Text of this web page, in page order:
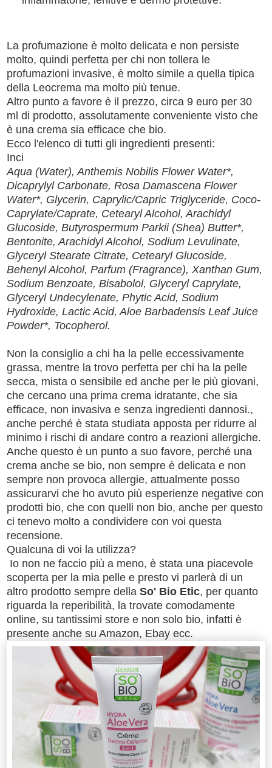
La profumazione è molto delicata e non persiste
molto, quindi perfetta per chi non tollera le
profumazioni invasive, è molto simile a quella tipica
della Leocrema ma molto più tenue.
Altro punto a favore è il prezzo, circa 9 euro per 30
ml di prodotto, assolutamente conveniente visto che
è una crema sia efficace che bio.
Ecco l'elenco di tutti gli ingredienti presenti:
Inci
Aqua (Water), Anthemis Nobilis Flower Water*,
Dicaprylyl Carbonate, Rosa Damascena Flower
Water*, Glycerin, Caprylic/Capric Triglyceride, Coco-
Caprylate/Caprate, Cetearyl Alcohol, Arachidyl
Glucoside, Butyrospermum Parkii (Shea) Butter*,
Bentonite, Arachidyl Alcohol, Sodium Levulinate,
Glyceryl Stearate Citrate, Cetearyl Glucoside,
Behenyl Alcohol, Parfum (Fragrance), Xanthan Gum,
Sodium Benzoate, Bisabolol, Glyceryl Caprylate,
Glyceryl Undecylenate, Phytic Acid, Sodium
Hydroxide, Lactic Acid, Aloe Barbadensis Leaf Juice
Powder*, Tocopherol.
Non la consiglio a chi ha la pelle eccessivamente
grassa, mentre la trovo perfetta per chi ha la pelle
secca, mista o sensibile ed anche per le più giovani,
che cercano una prima crema idratante, che sia
efficace, non invasiva e senza ingredienti dannosi.,
anche perché è stata studiata apposta per ridurre al
minimo i rischi di andare contro a reazioni allergiche.
Anche questo è un punto a suo favore, perché una
crema anche se bio, non sempre è delicata e non
sempre non provoca allergie, attualmente posso
assicurarvi che ho avuto più esperienze negative con
prodotti bio, che con quelli non bio, anche per questo
ci tenevo molto a condividere con voi questa
recensione.
Qualcuna di voi la utilizza?
Io non ne faccio più a meno, è stata una piacevole
scoperta per la mia pelle e presto vi parlerà di un
altro prodotto sempre della So' Bio Etic, per quanto
riguarda la reperibilità, la trovate comodamente
online, su tantissimi store e non solo bio, infatti è
presente anche su Amazon, Ebay ecc.